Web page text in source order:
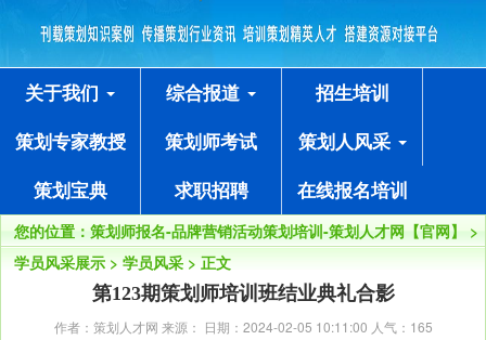
关于我们 综合报道
招生培训
策划专家教授
策划师考试
策划人风采
策划宝典
求职招聘 在线报名培训
您的位置： 策划师报名-品牌营销活动策划培训-策划人才网【官网】
>
学员风采展示 > 学员风采 > 正文
第123期策划师培训班结业典礼合影
作者：策划人才网 来源： 日期：2024-02-05 10:11:00 人气： 165